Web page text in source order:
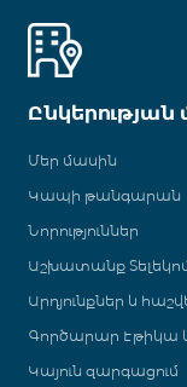
Ընկերության
Մեր մասին
Կապի թանգարան
Նորություններ
Աշխատանք
Արդյունքներ և
Գործարար Էթիկա
Կայուն զարգացում